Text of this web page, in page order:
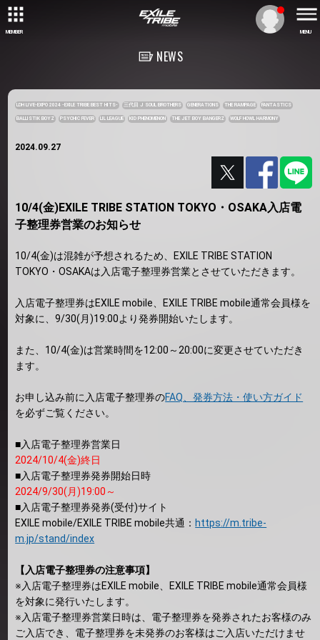
MEMBER MENU
NEWS
LDH LIVE-EXPO 2024 -EXILE TRIBE BEST HITS- 三代目 J SOUL BROTHERS GENERATIONS THE RAMPAGE FANTASTICS
BALLISTIK BOYZ PSYCHIC FEVER LIL LEAGUE KID PHENOMENON THE JET BOY BANGERZ WOLF HOWL HARMONY
2024.09.27
10/4(金)EXILE TRIBE STATION TOKYO・OSAKA入店電
子整理券営業のお知らせ
10/4(金)は混雑が予想されるため、EXILE TRIBE STATION
TOKYO・OSAKAは入店電子整理券営業とさせていただきます。
入店電子整理券はEXILE mobile、EXILE TRIBE mobile通常会員様を
対象に、9/30(月)19:00より発券開始いたします。
また、10/4(金)は営業時間を12:00～20:00に変更させていただき
ます。
お申し込み前に入店電子整理券のFAQ、発券方法・使い方ガイド
を必ずご覧ください。
■入店電子整理券営業日
2024/10/4(金)終日
■入店電子整理券発券開始日時
2024/9/30(月)19:00～
■入店電子整理券発券(受付)サイト
EXILE mobile/EXILE TRIBE mobile共通： https://m.tribe-
m.jp/stand/index
【入店電子整理券の注意事項】
※入店電子整理券はEXILE mobile、EXILE TRIBE mobile通常会員様
を対象に発行いたします。
※入店電子整理券営業日時は、電子整理券を発券されたお客様のみ
ご入店でき、電子整理券を未発券のお客様はご入店いただけませ